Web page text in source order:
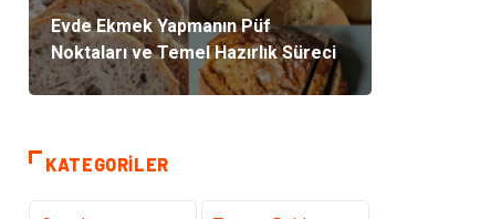
Evde Ekmek Yapmanın Püf
Noktaları ve Temel Hazırlık Süreci
KATEGORILER